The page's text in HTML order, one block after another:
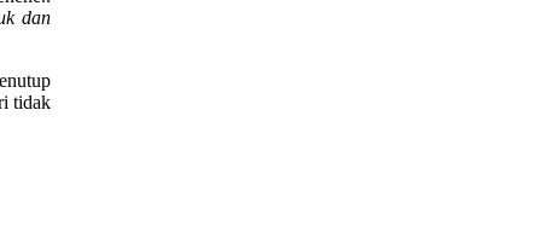
dan
tidak